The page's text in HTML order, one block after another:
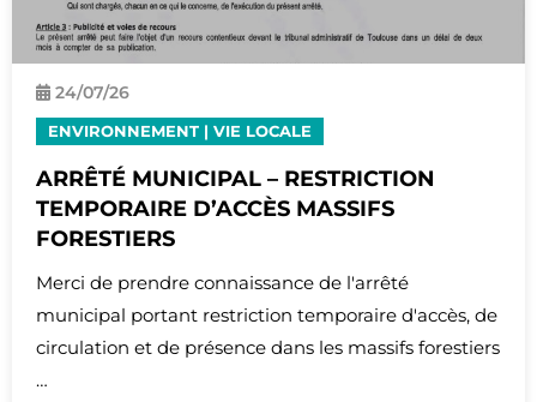
24/07/26
ENVIRONNEMENT | VIE LOCALE
ARRÊTÉ MUNICIPAL – RESTRICTION
TEMPORAIRE D’ACCÈS MASSIFS
FORESTIERS
Merci de prendre connaissance de l'arrêté
municipal portant restriction temporaire d'accès, de
circulation et de présence dans les massifs forestiers
…